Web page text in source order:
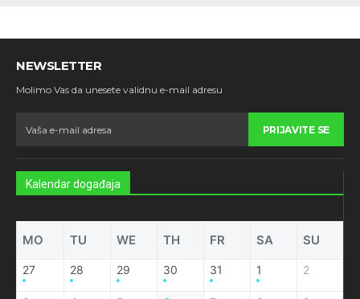
NEWSLETTER
Molimo Vas da unesete validnu e-mail adresu
PRIJAVITE SE
Kalendar događaja
MO TU WE TH FR SA SU
27 28 29 30 31 1 2